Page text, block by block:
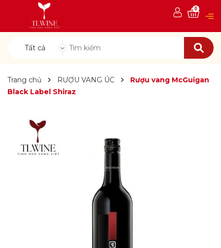
Tất cả
0
Trang chủ RƯỢU VANG ÚC
Rượu vang McGuigan
Black Label Shiraz